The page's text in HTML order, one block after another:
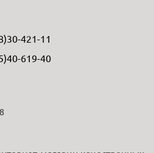
421-11
619-40